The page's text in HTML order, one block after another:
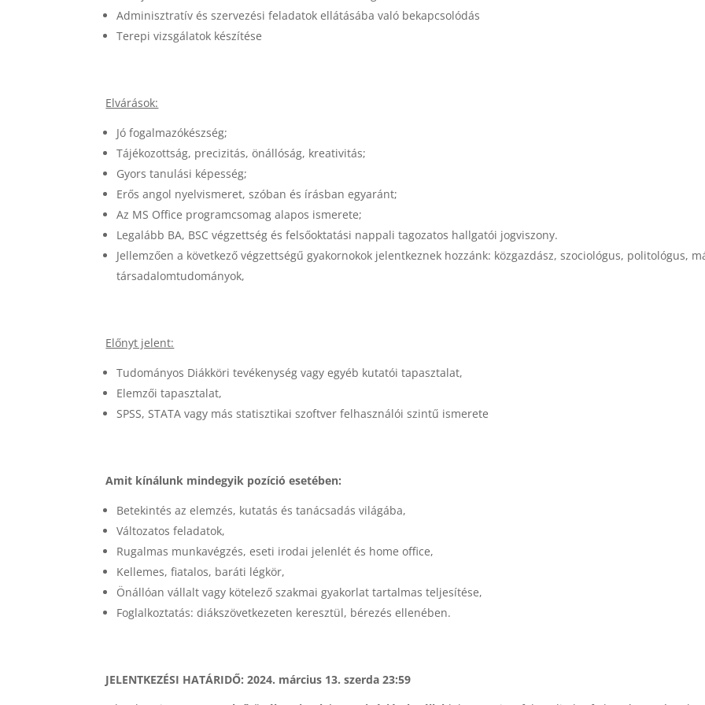
Adminisztratív és szervezési feladatok ellátásába való bekapcsolódás
Terepi vizsgálatok készítése
Elvárások:
Jó fogalmazókészség;
Tájékozottság, precizitás, önállóság, kreativitás;
Gyors tanulási képesség;
Erős angol nyelvismeret, szóban és írásban egyaránt;
Az MS Office programcsomag alapos ismerete;
Legalább BA, BSC végzettség és felsőoktatási nappali tagozatos hallgatói jogviszony.
Jellemzően a következő végzettségű gyakornokok jelentkeznek hozzánk: közgazdász, szociológus, politológus,
társadalomtudományok,
Előnyt jelent:
Tudományos Diákköri tevékenység vagy egyéb kutatói tapasztalat,
Elemzői tapasztalat,
SPSS, STATA vagy más statisztikai szoftver felhasználói szintű ismerete
Amit kínálunk mindegyik pozíció esetében:
Betekintés az elemzés, kutatás és tanácsadás világába,
Változatos feladatok,
Rugalmas munkavégzés, eseti irodai jelenlét és home office,
Kellemes, fiatalos, baráti légkör,
Önállóan vállalt vagy kötelező szakmai gyakorlat tartalmas teljesítése,
Foglalkoztatás: diákszövetkezeten keresztül, bérezés ellenében.
JELENTKEZÉSI HATÁRIDŐ: 2024. március 13. szerda 23:59